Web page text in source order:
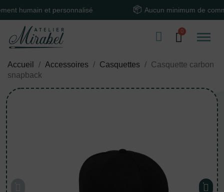
et personnalisé Aucun minimum de commande
Accueil Accessoires Casquettes
Casquette carbon
snapback